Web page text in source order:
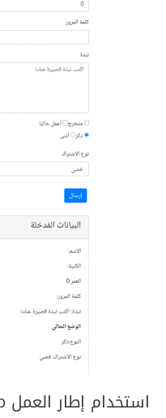
استخدام إطار العمل Bootstrap